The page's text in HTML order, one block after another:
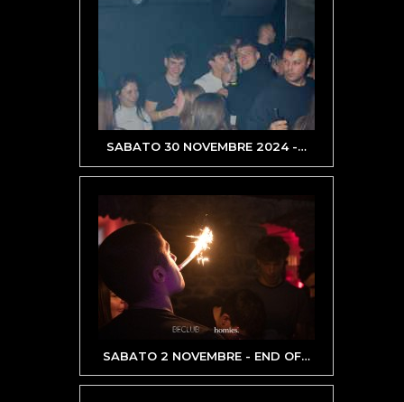
SABATO 30 NOVEMBRE 2024 -…
SABATO 2 NOVEMBRE - END OF…